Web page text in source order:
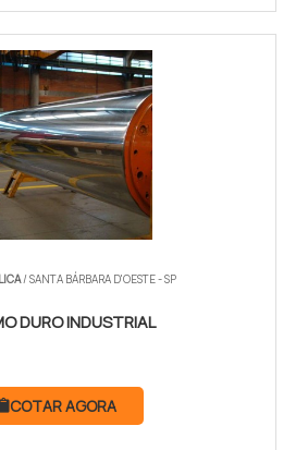
/ SANTA BÁRBARA D'OESTE - SP
DURO INDUSTRIAL
COTAR AGORA